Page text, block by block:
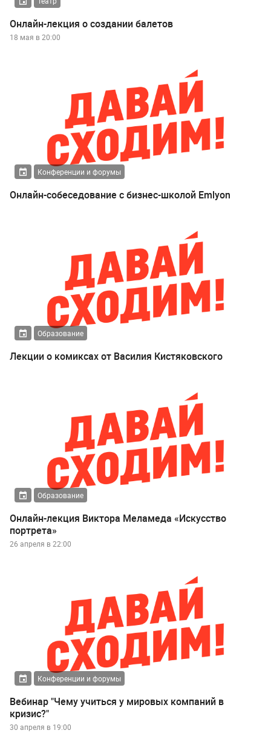
Онлайн-лекция о создании балетов
18 мая в 20:00
Конференции и форумы
Онлайн-собеседование с бизнес-школой Emlyon
Образование
Лекции о комиксах от Василия Кистяковского
Образование
Онлайн-лекция Виктора Меламеда «Искусство
портрета»
26 апреля в 22:00
Конференции и форумы
Вебинар "Чему учиться у мировых компаний в
кризис?"
30 апреля в 19:00